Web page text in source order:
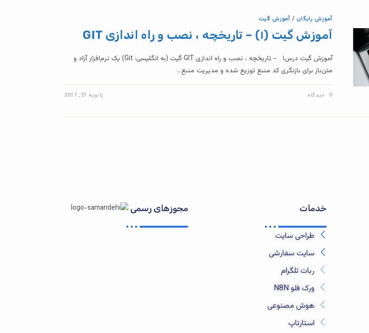
آموزش رایگان /آموزش گیت
آموزش گیت (۱) – تاریخچه ، نصب و راه اندازی GIT
آموزش گیت درس۱ - تاریخچه ، نصب و راه اندازی GIT گیت (به انگلیسی: Git) یک نرم‌افزار آزاد و
متن‌باز برای بازنگری کد منبع توزیع شده و مدیریت منبع…
0 دیدگاه ژانویه 21, 2017
خدمات
طراحی سایت
سایت سفارشی
ربات تلگرام
ورک فلو N8N
هوش مصنوعی
استارتاپ‌
مجوزهای رسمی